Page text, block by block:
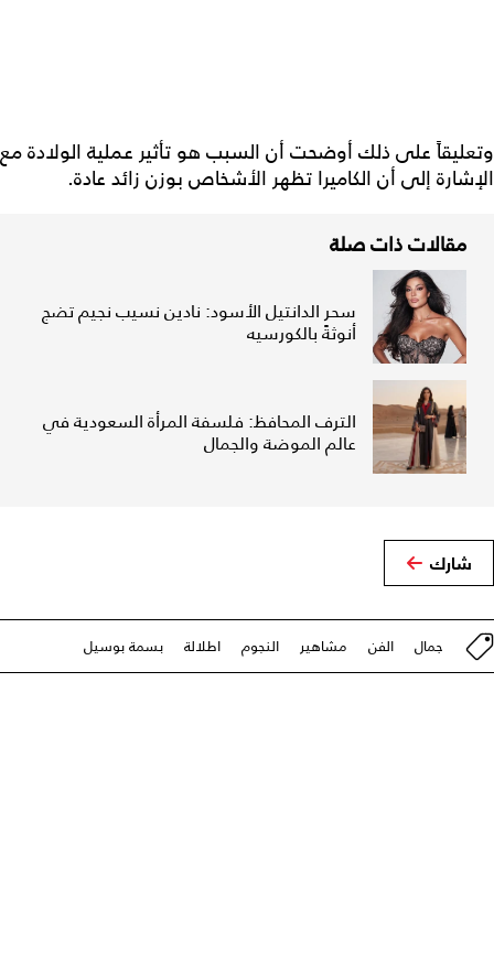
وتعليقاً على ذلك أوضحت أن السبب هو تأثير عملية الولادة مع
الإشارة إلى أن الكاميرا تظهر الأشخاص بوزن زائد عادة.
مقالات ذات صلة
سحر الدانتيل الأسود: نادين نسيب نجيم تضج
أنوثةً بالكورسيه
الترف المحافظ: فلسفة المرأة السعودية في
عالم الموضة والجمال
شارك
جمال الفن مشاهير النجوم اطلالة بسمة بوسيل